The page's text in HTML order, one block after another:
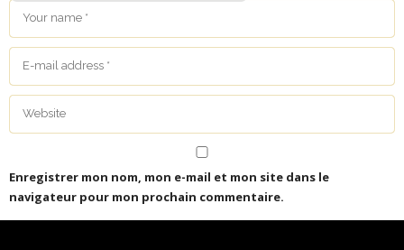
Enregistrer mon nom, mon e-mail et mon site dans le
navigateur pour mon prochain commentaire.